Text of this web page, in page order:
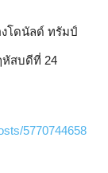
โดนัลด์ ทรัมป์
สบดีที่ 24
5770744658